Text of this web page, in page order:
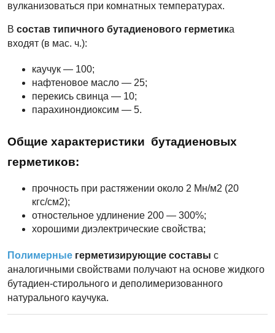
вулканизоваться при комнатных температурах.
В состав типичного бутадиенового герметика
входят (в мас. ч.):
каучук — 100;
нафтеновое масло — 25;
перекись свинца — 10;
парахинондиоксим — 5.
Общие характеристики бутадиеновых
герметиков:
прочность при растяжении около 2 Мн/м2 (20
кгс/см2);
отностельное удлинение 200 — 300%;
хорошими диэлектрические свойства;
Полимерные герметизирующие составы с
аналогичными свойствами получают на основе жидкого
бутадиен-стирольного и деполимеризованного
натурального каучука.